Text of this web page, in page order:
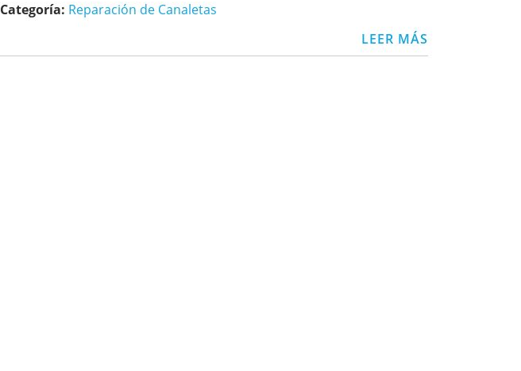
Categoría: Reparación de Canaletas
LEER MÁS